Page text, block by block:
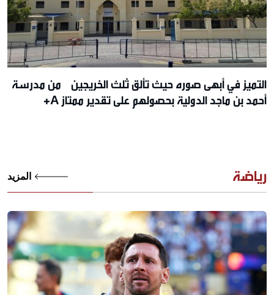
التميز في أبهى صوره حيث تألق ثلث الخريجين من مدرسة
أحمد بن ماجد الدولية بحصولهم على تقدير ممتاز A+
رياضة المزيد